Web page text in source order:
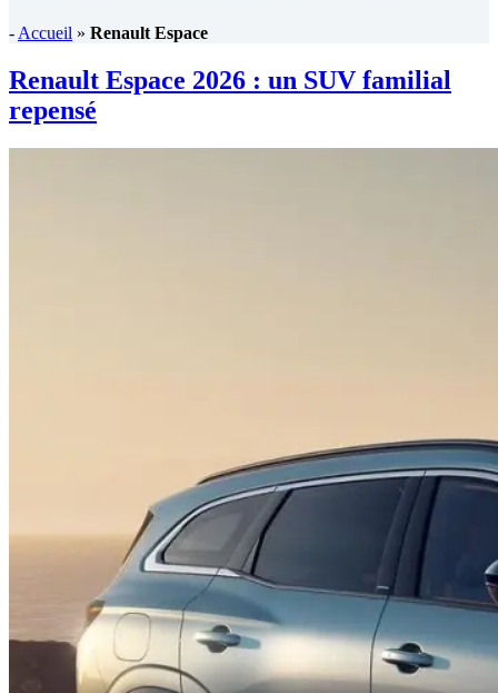
- Accueil » Renault Espace
Renault Espace 2026 : un SUV familial
repensé